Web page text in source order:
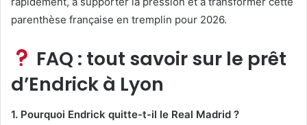
parenthèse française en tremplin pour 2026.
FAQ : tout savoir sur le prêt
d’Endrick à Lyon
1. Pourquoi Endrick quitte-t-il le Real Madrid ?